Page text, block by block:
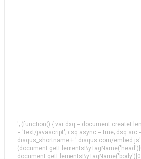
'; (function() { var dsq =
= 'text/javascript'; dsq.async = true; dsq.src
disqus_shortname + '.disqus.com/embed.js';